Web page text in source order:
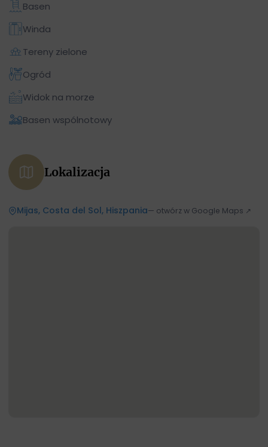
Basen
Winda
Tereny zielone
Ogród
Widok na morze
Basen wspólnotowy
Lokalizacja
Mijas, Costa del Sol, Hiszpania— otwórz w Google Maps ↗